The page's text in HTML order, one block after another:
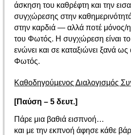
άσκηση του καθρέφτη και την
συγχώρεσης στην
στην καρδιά — αλλά ποτέ μόνος/
του Φωτός. Η συγχώρεση είναι το
ενώνει και σε καταξιώνει ξανά
Φωτός.
Καθοδηγούμενος Διαλογισμός
[Παύση – 5 δευτ.]
Πάρε μια βαθιά εισπνοή…
και με την εκπνοή άφησε κάθε